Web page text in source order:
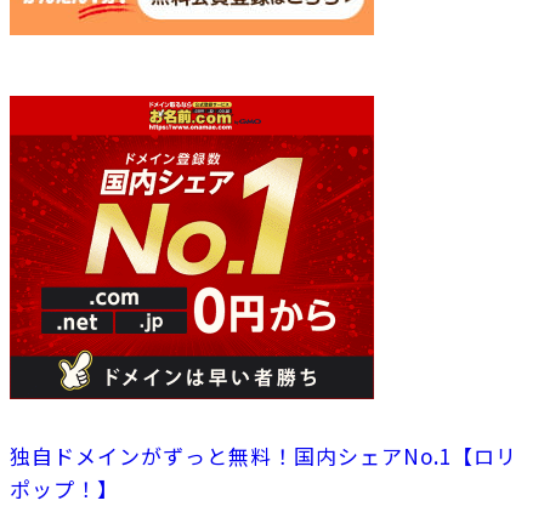
独自ドメインがずっと無料！国内シェアNo.1【ロリ
ポップ！】